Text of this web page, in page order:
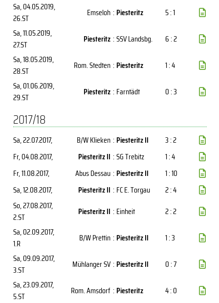
Sa, 04.05.2019,
26.ST
Emseloh : Piesteritz
5 : 1
Sa, 11.05.2019,
27.ST
Piesteritz :SSV Landsbg.
6 : 2
Sa, 18.05.2019,
28.ST
Rom. Stedten : Piesteritz
1 : 4
Sa, 01.06.2019,
29.ST
Piesteritz : Farntädt 0 : 3
2017/18
Sa, 22.07.2017, B/W Klieken : Piesteritz II
3 : 2
Fr, 04.08.2017, Piesteritz II :SG Trebitz
1 : 4
Fr, 11.08.2017, Abus Dessau : Piesteritz II
1 : 10
Sa, 12.08.2017, Piesteritz II : FC E. Torgau
2 : 4
So, 27.08.2017,
2.ST
Piesteritz II : Einheit
2 : 2
Sa, 02.09.2017,
1.R
B/W Prettin : Piesteritz II
1 : 3
Sa, 09.09.2017,
3.ST
Mühlanger SV : Piesteritz II
0 : 7
Sa, 23.09.2017,
5.ST
Rom. Amsdorf : Piesteritz
4 : 0